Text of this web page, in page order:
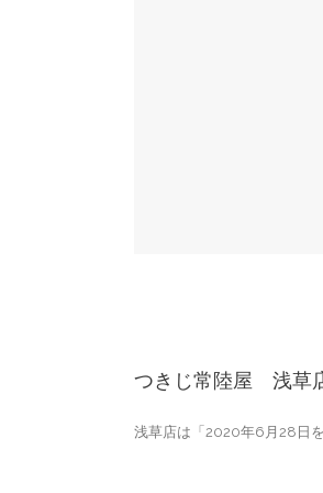
つきじ常陸屋 浅草
浅草店は「2020年6月28日